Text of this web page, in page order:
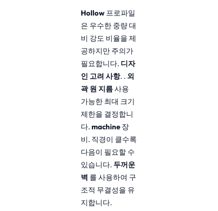
Hollow 프로파일
은 우수한 중량 대
비 강도 비율을 제
공하지만 주의가
필요합니다. 디자
인 고려 사항. . 외
곽 원 지름사용
가능한 최대 크기
제한을 결정합니
다. machine 장
비. 직경이 클수록
다음이 필요할 수
있습니다. 두꺼운
벽 를 사용하여 구
조적 무결성을 유
지합니다.